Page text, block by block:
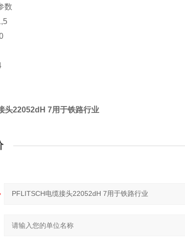
数
头22052dH 7用于铁路行业